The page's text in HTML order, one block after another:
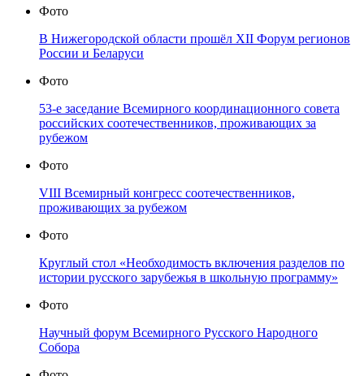
Фото
В Нижегородской области прошёл XII Форум регионов
России и Беларуси
Фото
53-е заседание Всемирного координационного совета
российских соотечественников, проживающих за
рубежом
Фото
VIII Всемирный конгресс соотечественников,
проживающих за рубежом
Фото
Круглый стол «Необходимость включения разделов по
истории русского зарубежья в школьную программу»
Фото
Научный форум Всемирного Русского Народного
Собора